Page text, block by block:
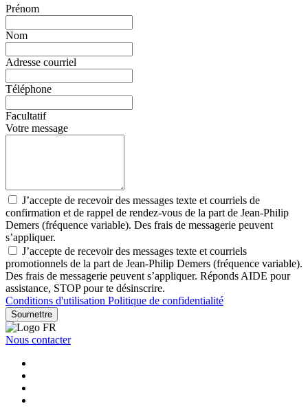
Prénom
Nom
Adresse courriel
Téléphone
Facultatif
Votre message
J’accepte de recevoir des messages texte et courriels de
confirmation et de rappel de rendez-vous de la part de Jean-Philip
Demers (fréquence variable). Des frais de messagerie peuvent
s’appliquer.
J’accepte de recevoir des messages texte et courriels
promotionnels de la part de Jean-Philip Demers (fréquence variable).
Des frais de messagerie peuvent s’appliquer. Réponds AIDE pour
assistance, STOP pour te désinscrire.
Conditions d'utilisation Politique de confidentialité
Soumettre
Nous contacter